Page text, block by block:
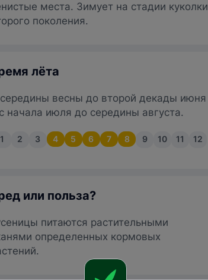
места. Зимует на стадии куколки
поколения.
лёта
весны до второй декады июня
начала июля до середины августа.
1 2 3 4 5 6 7 8 9 10 11 12
или польза?
питаются растительными
определенных кормовых